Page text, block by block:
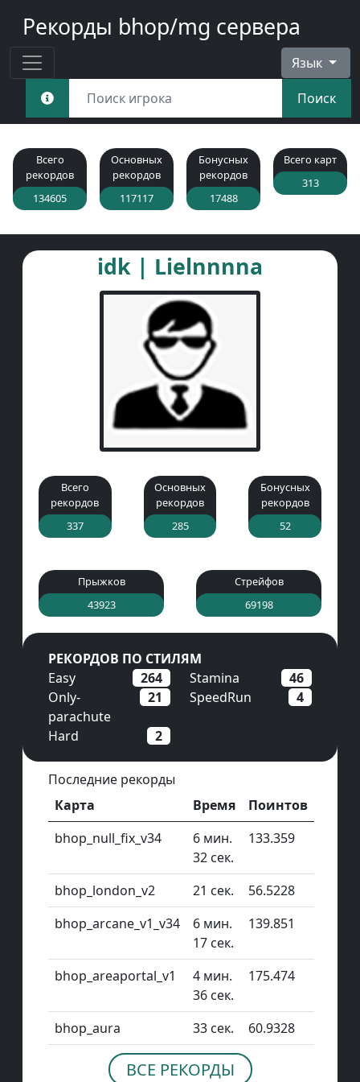
Рекорды bhop/mg сервера
Язык
Поиск
Всего
рекордов
134605
Основных
рекордов
117117
Бонусных
рекордов
17488
Всего карт
313
idk | Lielnnnna
Всего
рекордов
337
Основных
рекордов
285
Бонусных
рекордов
52
Прыжков
43923
Стрейфов
69198
РЕКОРДОВ ПО СТИЛЯМ
Easy
264 Stamina
46
Only-
parachute
21 SpeedRun 4
Hard 2
Последние рекорды
Карта
Время
Поинтов
bhop_null_fix_v34
6 мин.
32 сек.
133.359
bhop_london_v2 21 сек.
56.5228
bhop_arcane_v1_v34
6 мин.
17 сек.
139.851
bhop_areaportal_v1
4 мин.
36 сек.
175.474
bhop_aura 33 сек. 60.9328
ВСЕ РЕКОРДЫ